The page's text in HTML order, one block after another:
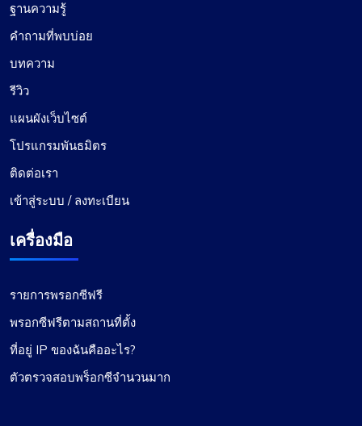
ฐานความรู้
คำถามที่พบบ่อย
บทความ
รีวิว
แผนผังเว็บไซต์
โปรแกรมพันธมิตร
ติดต่อเรา
เข้าสู่ระบบ / ลงทะเบียน
เครื่องมือ
รายการพรอกซีฟรี
พรอกซีฟรีตามสถานที่ตั้ง
ที่อยู่ IP ของฉันคืออะไร?
ตัวตรวจสอบพร็อกซีจำนวนมาก